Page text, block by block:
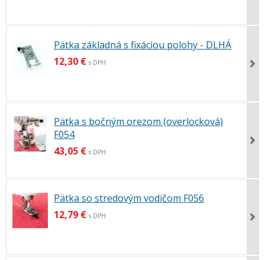
Pätka základná s fixáciou polohy - DLHÁ
12,30 € s DPH
Pätka s bočným orezom (overlocková)
F054
43,05 € s DPH
Pätka so stredovým vodičom F056
12,79 € s DPH